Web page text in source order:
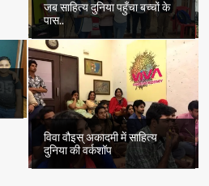
जब साहित्य दुनिया पहुँचा बच्चों के
पास..
विवा वौइस् अकादमी में साहित्य
दुनिया की वर्कशॉप